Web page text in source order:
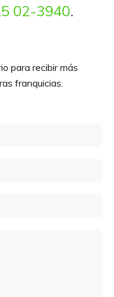
02-3940.
para recibir más
franquicias.